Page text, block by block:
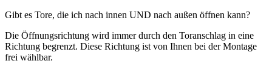
Gibt es Tore, die ich nach innen UND nach außen öffnen kann?
Die Öffnungsrichtung wird immer durch den Toranschlag in eine
Richtung begrenzt. Diese Richtung ist von Ihnen bei der Montage
frei wählbar.